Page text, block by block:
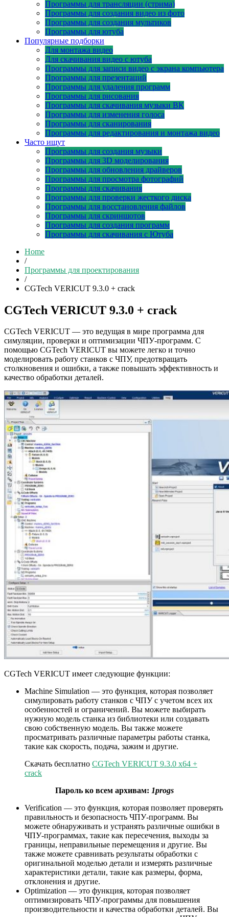
Программы для трансляции (стрима)
Программы для создания видео из фото
Программы для создания мультиков
Программы для ютуба
Популярные подборки
Для монтажа видео
Для скачивания видео с ютуба
Программы для записи видео с экрана компьютера
Программы для презентаций
Программы для удаления программ
Программы для рисования
Программы для скачивания музыки ВК
Программы для изменения голоса
Программы для сканирования
Программы для редактирования и монтажа видео
Часто ищут
Программы для создания музыки
Программы для 3D моделирования
Программы для обновления драйверов
Программы для просмотра фотографий
Программы для скачивания
Программы для проверки жесткого диска
Программы для восстановления файлов
Программы для скриншотов
Программы для создания программ
Программы для скачивания с Ютуба
Home
/
Программы для проектирования
/
CGTech VERICUT 9.3.0 + crack
CGTech VERICUT 9.3.0 + crack
CGTech VERICUT — это ведущая в мире программа для
симуляции, проверки и оптимизации ЧПУ-программ. С
помощью CGTech VERICUT вы можете легко и точно
моделировать работу станков с ЧПУ, предотвращать
столкновения и ошибки, а также повышать эффективность и
качество обработки деталей.
CGTech VERICUT имеет следующие функции:
Machine Simulation — это функция, которая позволяет
симулировать работу станков с ЧПУ с учетом всех их
особенностей и ограничений. Вы можете выбирать
нужную модель станка из библиотеки или создавать
свою собственную модель. Вы также можете
просматривать различные параметры работы станка,
такие как скорость, подача, зажим и другие.
Скачать бесплатно CGTech VERICUT 9.3.0 x64 +
crack
Пароль ко всем архивам: 1progs
Verification — это функция, которая позволяет проверять
правильность и безопасность ЧПУ-программ. Вы
можете обнаруживать и устранять различные ошибки в
ЧПУ-программах, такие как пересечения, выходы за
границы, неправильные перемещения и другие. Вы
также можете сравнивать результаты обработки с
оригинальной моделью детали и измерять различные
характеристики детали, такие как размеры, форма,
отклонения и другие.
Optimization — это функция, которая позволяет
оптимизировать ЧПУ-программы для повышения
производительности и качества обработки деталей. Вы